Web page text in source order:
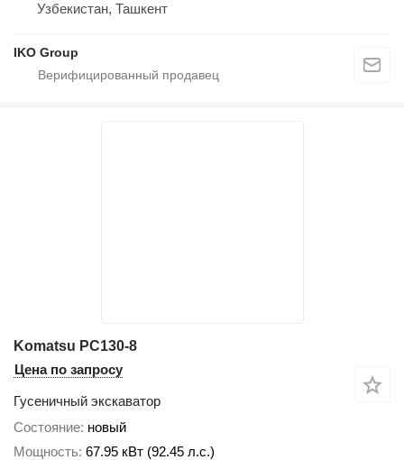
Узбекистан, Ташкент
IKO Group
Komatsu PC130-8
Цена по запросу
Гусеничный экскаватор
Состояние новый
Мощность 67.95 кВт (92.45 л.с.)